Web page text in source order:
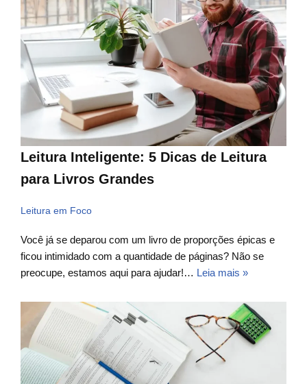
Leitura Inteligente: 5 Dicas de Leitura
para Livros Grandes
Leitura em Foco
Você já se deparou com um livro de proporções épicas e
ficou intimidado com a quantidade de páginas? Não se
preocupe, estamos aqui para ajudar!… Leia mais »